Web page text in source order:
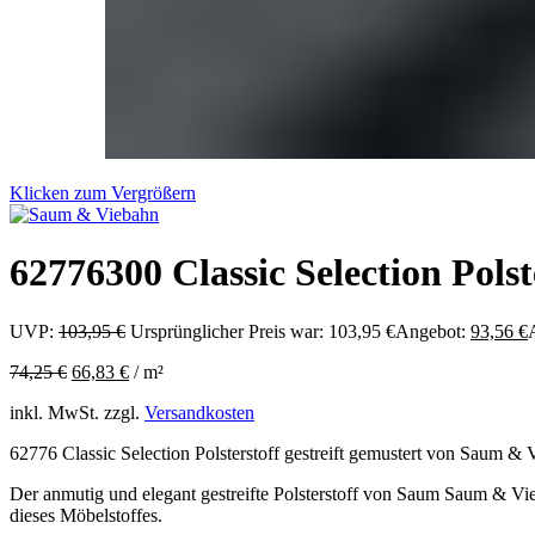
Klicken zum Vergrößern
62776300 Classic Selection
UVP: 103,95€ Ursprünglicher Preis war: 103,95 €Angebot: 93,56 €
74,25€ 66,83 € /m²
inkl. MwSt. zzgl. Versandkosten
62776 Classic Selection Polsterstoff gestreift gemustert von Saum &
Der anmutig und elegant gestreifte Polsterstoff von Saum Saum &
dieses Möbelstoffes.